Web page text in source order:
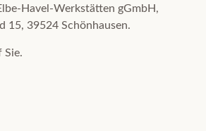
Havel-Werkstätten gGmbH,
15, 39524 Schönhausen.
Sie.